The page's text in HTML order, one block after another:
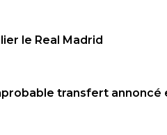
le Real Madrid
transfert annoncé